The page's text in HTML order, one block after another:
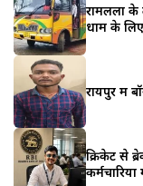
रामलला के
धाम के लिए
रायपुर में
क्रिकेट से